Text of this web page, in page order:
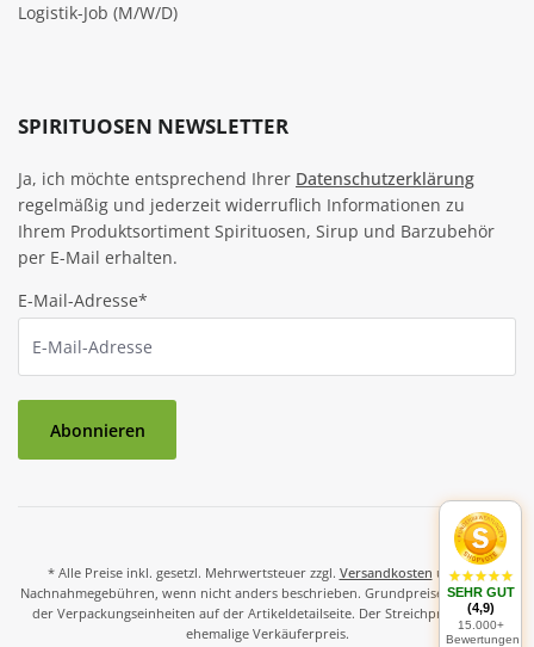
Logistik-Job (M/W/D)
SPIRITUOSEN NEWSLETTER
Ja, ich möchte entsprechend Ihrer Datenschutzerklärung
regelmäßig und jederzeit widerruflich Informationen zu
Ihrem Produktsortiment Spirituosen, Sirup und Barzubehör
per E-Mail erhalten.
E-Mail-Adresse*
Abonnieren
* Alle Preise inkl. gesetzl. Mehrwertsteuer zzgl. Versandkosten und ggf.
Nachnahmegebühren, wenn nicht anders beschrieben. Grundpreise und Preise
der Verpackungseinheiten auf der Artikeldetailseite. Der Streichpreis ist der
ehemalige Verkäuferpreis.
SEHR GUT
(4,9)
15.000+
Bewertungen